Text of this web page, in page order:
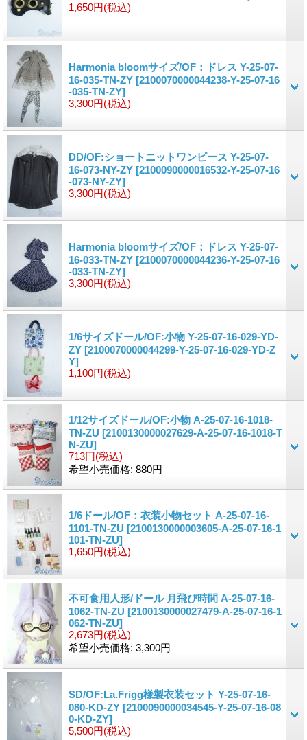
1,650円(税込)
Harmonia bloomサイズ/OF：ドレス Y-25-07-
16-035-TN-ZY [2100070000044238-Y-25-07-16
-035-TN-ZY]
3,300円(税込)
DD/OF:ショートニットワンピース Y-25-07-
16-073-NY-ZY [2100090000016532-Y-25-07-16
-073-NY-ZY]
3,300円(税込)
Harmonia bloomサイズ/OF：ドレス Y-25-07-
16-033-TN-ZY [2100070000044236-Y-25-07-16
-033-TN-ZY]
3,300円(税込)
1/6サイズドール/OF:小物 Y-25-07-16-029-YD-
ZY [2100070000044299-Y-25-07-16-029-YD-Z
Y]
1,100円(税込)
1/12サイズドール/OF:小物 A-25-07-16-1018-
TN-ZU [2100130000027629-A-25-07-16-1018-T
N-ZU]
713円(税込)
希望小売価格: 880円
1/6ドール/OF：衣装小物セット A-25-07-16-
1101-TN-ZU [2100130000003605-A-25-07-16-1
101-TN-ZU]
1,650円(税込)
不可食用人形/ドール 月飛び時間 A-25-07-16-
1062-TN-ZU [2100130000027479-A-25-07-16-1
062-TN-ZU]
2,673円(税込)
希望小売価格: 3,300円
SD/OF:La.Frigg様製衣装セット Y-25-07-16-
080-KD-ZY [2100090000034545-Y-25-07-16-08
0-KD-ZY]
5,500円(税込)